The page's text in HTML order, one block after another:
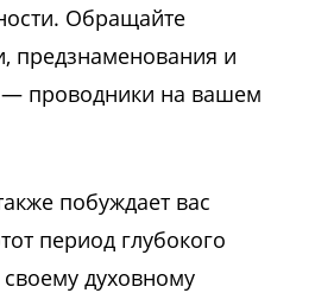
Обращайте
предзнаменования и
проводники на вашем
побуждает вас
период глубокого
духовному